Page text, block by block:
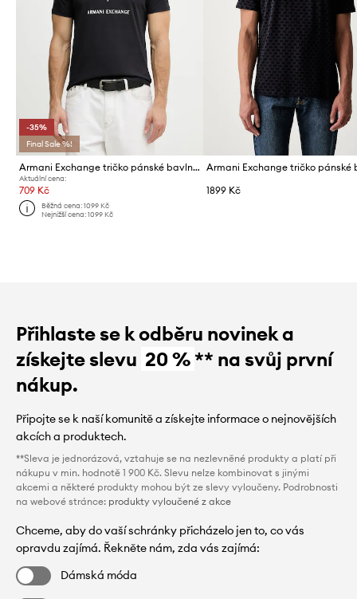
-35%
Final Sale %!
Armani Exchange tričko pánské bavlněné
Aktuální cena:
709 Kč
Běžná cena:1099 Kč
Nejnižší cena:1099 Kč
1899 Kč
Přihlaste se k odběru novinek a
získejte slevu 20 %** na svůj první
nákup.
Připojte se k naší komunitě a získejte informace o nejnovějších
akcích a produktech.
**Sleva je jednorázová, vztahuje se na nezlevněné produkty a platí při
nákupu v min. hodnotě 1 900 Kč. Slevu nelze kombinovat s jinými
akcemi a některé produkty mohou být ze slevy vyloučeny. Podrobnosti
na webové stránce: produkty vyloučené z akce
Chceme, aby do vaší schránky přicházelo jen to, co vás
opravdu zajímá. Řekněte nám, zda vás zajímá:
Dámská móda